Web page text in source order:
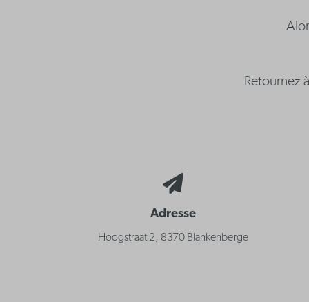
Retournez
Adresse
Hoogstraat 2, 8370 Blankenberge